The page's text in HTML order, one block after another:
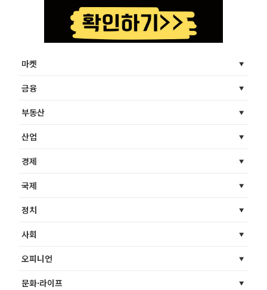
마켓
금융
부동산
산업
경제
국제
정치
사회
오피니언
문화·라이프